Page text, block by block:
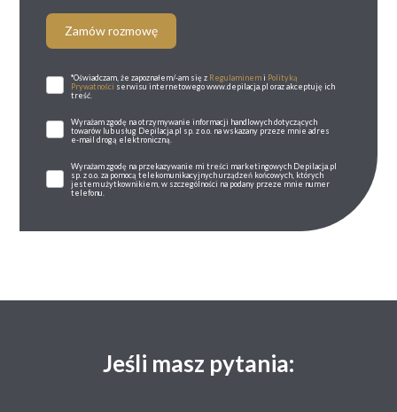
Zamów rozmowę
*Oświadczam, że zapoznałem/-am się z Regulaminemi Polityką
Prywatności serwisu internetowego www.depilacja.pl oraz akceptuję ich
treść.
Wyrażam zgodę na otrzymywanie informacji handlowych dotyczących
towarów lub usług Depilacja.pl sp. z o.o. na wskazany przeze mnie adres
e-mail drogą elektroniczną.
Wyrażam zgodę na przekazywanie mi treści marketingowych Depilacja.pl
sp. z o.o. za pomocą telekomunikacyjnych urządzeń końcowych, których
jestem użytkownikiem, w szczególności na podany przeze mnie numer
telefonu.
Jeśli masz pytania: